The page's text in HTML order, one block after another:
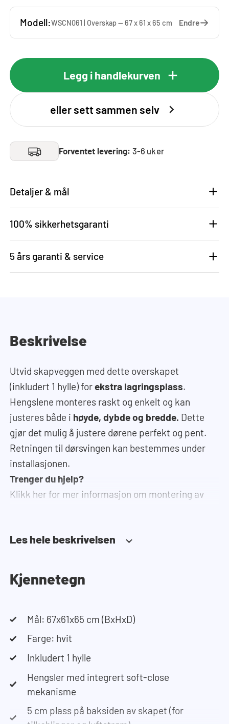
Modell:WSCN061 | Overskap — 67 x 61 x 65 cm Endre
Legg i handlekurven
eller sett sammen selv
Forventet levering: 3-6 uker
Detaljer & mål
100% sikkerhetsgaranti
5 års garanti & service
Beskrivelse
Utvid skapveggen med dette overskapet
(inkludert 1 hylle) forekstra lagringsplass.
Hengslene monteres raskt og enkelt og kan
justeres både i høyde, dybde og bredde. Dette
gjør det mulig å justere dørene perfekt og pent.
Retningen til dørsvingen kan bestemmes under
installasjonen.
Trenger du hjelp?
Klikk her for mer informasjon om montering av
din, kan du bruke vår konfigurator. Den lar deg
problemer? Kontakt vår kundeservice, så hjelper
de deg!
Les hele beskrivelsen
Kjennetegn
Mål: 67x61x65 cm (BxHxD)
Farge: hvit
Inkludert 1 hylle
Hengsler med integrert soft-close
mekanisme
5 cm plass på baksiden av skapet (for